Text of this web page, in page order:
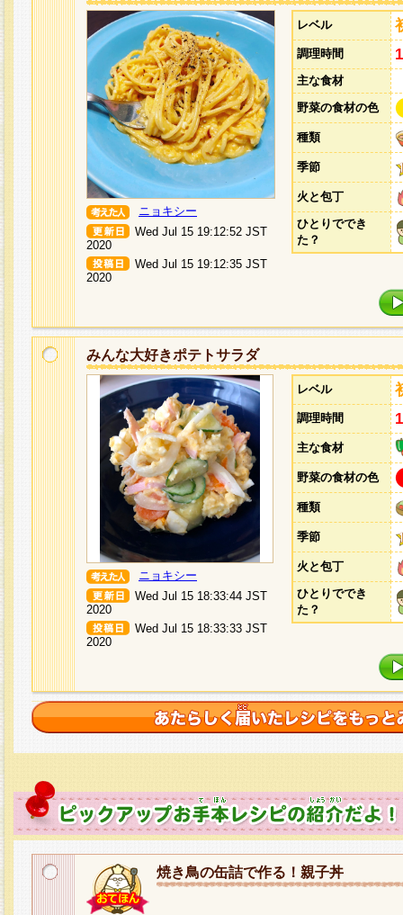
ニョキシー
Wed Jul 15 19:12:52 JST
2020
Wed Jul 15 19:12:35 JST
2020
レベル
調理時間
主な食材
野菜の食材の色
種類
季節
火と包丁
ひとりででき
た？
みんな大好きポテトサラダ
ニョキシー
Wed Jul 15 18:33:44 JST
2020
Wed Jul 15 18:33:33 JST
2020
レベル
調理時間
主な食材
野菜の食材の色
種類
季節
火と包丁
ひとりででき
た？
焼き鳥の缶詰で作る！親子丼